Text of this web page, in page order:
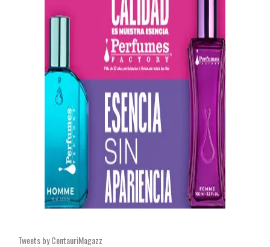
Tweets by CentauriMagazz